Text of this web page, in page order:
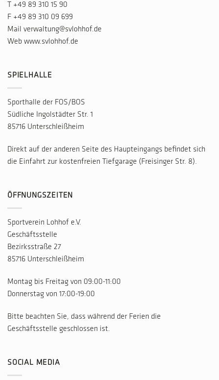
T +49 89 310 15 90
F +49 89 310 09 699
Mail verwaltung@svlohhof.de
Web www.svlohhof.de
SPIELHALLE
Sporthalle der FOS/BOS
Südliche Ingolstädter Str. 1
85716 Unterschleißheim
Direkt auf der anderen Seite des Haupteingangs befindet sich
die Einfahrt zur kostenfreien Tiefgarage (Freisinger Str. 8).
ÖFFNUNGSZEITEN
Sportverein Lohhof e.V.
Geschäftsstelle
Bezirksstraße 27
85716 Unterschleißheim
Montag bis Freitag von 09:00-11:00
Donnerstag von 17:00-19:00
Bitte beachten Sie, dass während der Ferien die
Geschäftsstelle geschlossen ist.
SOCIAL MEDIA